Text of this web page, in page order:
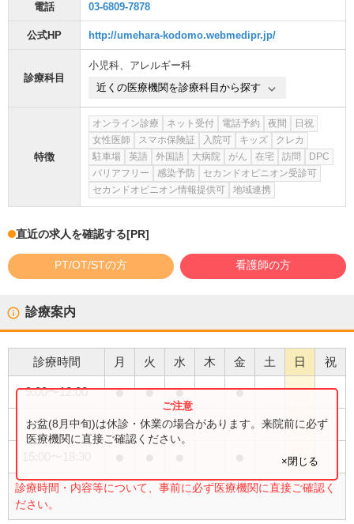
電話 03-6809-7878
公式HP http://umehara-kodomo.webmedipr.jp/
診療科目
小児科、 アレルギー科
近くの医療機関を診療科目から探す
特徴
オンライン診療 ネット受付 電話予約 夜間
日祝
女性医師
スマホ保険証 入院可 キッズ
クレカ
駐車場
英語 外国語 大病院 がん 在宅 訪問
DPC
バリアフリー
感染予防
セカンドオピニオン受診可
セカンドオピニオン情報提供可
地域連携
直近の求人を確認する[PR]
PT/OT/STの方 看護師の方
診療案内
診療時間 月 火 水 木 金 土 日 祝
9:00〜12:00 ● ● ● ●
9:00〜13:00 ●
診療時間・内容等について、事前に必ず医療機関に直接ご確認く
ださい。
お盆(8月中旬)は休診・休業の場合があります。来院前に必ず
医療機関に直接ご確認ください。
×閉じる